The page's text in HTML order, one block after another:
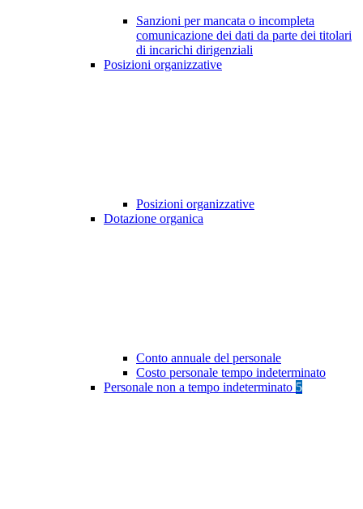
Sanzioni per mancata o incompleta
comunicazione dei dati da parte dei titolari
di incarichi dirigenziali
Posizioni organizzative
Posizioni organizzative
Dotazione organica
Conto annuale del personale
Costo personale tempo indeterminato
Personale non a tempo indeterminato 5